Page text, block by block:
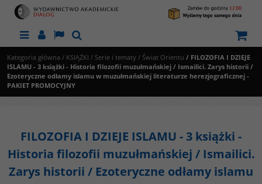
MenuPanelLangSzukaj
Kategoria główna / KSIĄŻKI / Serie i tematy / Świat Orientu / FILOZOFIA I DZIEJE
ISLAMU - 3 książki - Historia filozofii muzułmańskiej / Ismailici. Zarys historii /
Ezoteryczne odłamy islamu w muzułmańskiej literaturze herezjograficznej -
PAKIET PROMOCYJNY
FILOZOFIA I DZIEJE ISLAMU - 3 książki -
Historia filozofii muzułmańskiej / Ismailici.
Zarys historii / Ezoteryczne odłamy islamu